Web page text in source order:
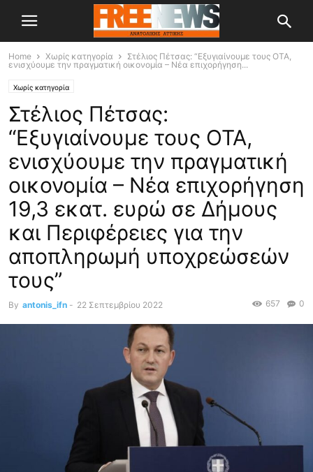
Home Χωρίς κατηγορία
Στέλιος Πέτσας: “Εξυγιαίνουμε τους ΟΤΑ,
ενισχύουμε την πραγματική οικονομία – Νέα επιχορήγηση...
Χωρίς κατηγορία
Στέλιος Πέτσας:
“Εξυγιαίνουμε τους ΟΤΑ,
ενισχύουμε την πραγματική
οικονομία – Νέα επιχορήγηση
19,3 εκατ. ευρώ σε Δήμους
και Περιφέρειες για την
αποπληρωμή υποχρεώσεών
τους”
By antonis_ifn - 22 Σεπτεμβρίου 2022 0
657